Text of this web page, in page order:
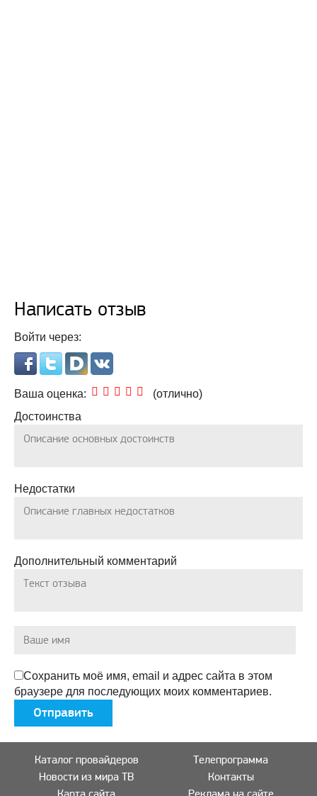
Написать отзыв
Войти через:
Ваша оценка: 5,0
(отлично)
Достоинства
Недостатки
Дополнительный комментарий
Сохранить моё имя, email и адрес сайта в этом
браузере для последующих моих комментариев.
Каталог провайдеров
Телепрограмма
Новости из мира ТВ
Контакты